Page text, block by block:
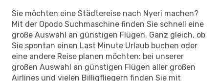
Sie möchten eine Städtereise nach Nyeri machen?
Mit der Opodo Suchmaschine finden Sie schnell eine
große Auswahl an günstigen Flügen. Ganz gleich, ob
Sie spontan einen Last Minute Urlaub buchen oder
eine andere Reise planen möchten: bei unserer
großen Auswahl an günstigen Flügen aller großen
Airlines und vielen Billigfliegern finden Sie mit